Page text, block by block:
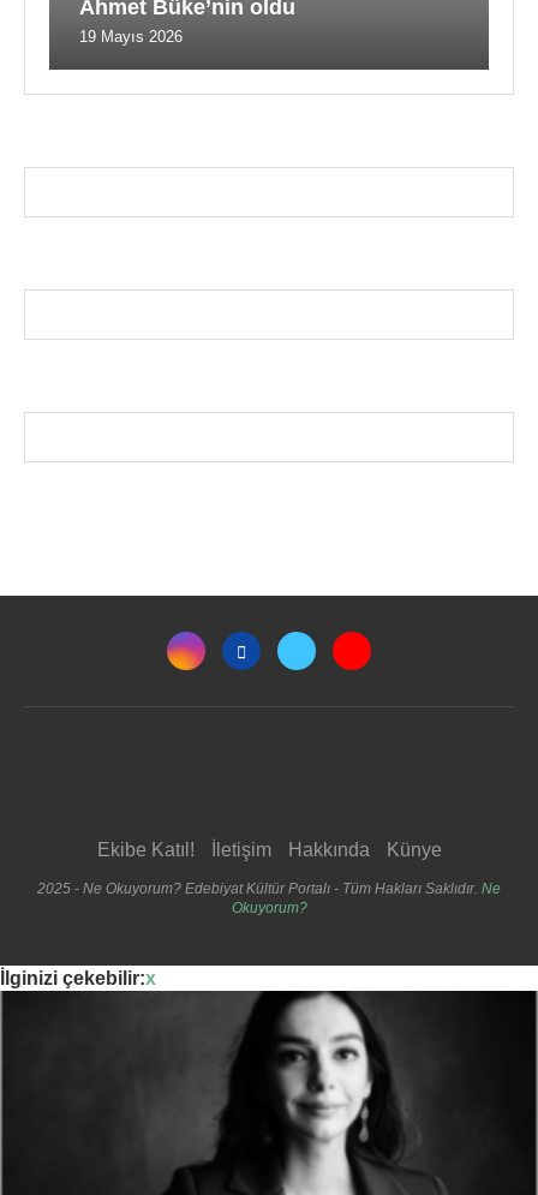
Ahmet Büke’nin oldu
19 Mayıs 2026
Ekibe Katıl! İletişim Hakkında Künye
2025 - Ne Okuyorum? Edebiyat Kültür Portalı - Tüm Hakları Saklıdır. Ne
Okuyorum?
İlginizi çekebilir:x